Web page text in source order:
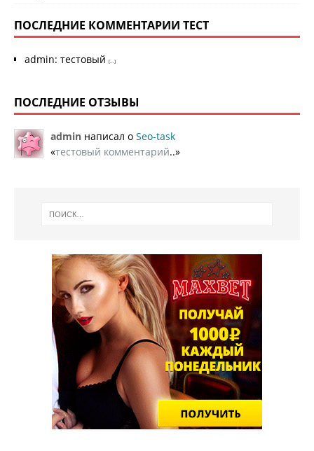
ПОСЛЕДНИЕ КОММЕНТАРИИ ТЕСТ
admin: тестовый [...]
ПОСЛЕДНИЕ ОТЗЫВЫ
admin написал о Seo-task
«тестовый комментарий..»